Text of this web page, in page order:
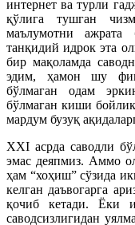
интернет ва турли
қўлига тушган
маълумотни
танқидий идрок эта
бир мақоламда
эдим, ҳамон шу
бўлмаган одам
бўлмаган киши
мардум бузуқ
ХХI асрда саводли
эмас деяпмиз. Аммо
ҳам “хоҳиш” сўзида
келган даъвогарга
қочиб кетади. Ёки
саводсизлигидан